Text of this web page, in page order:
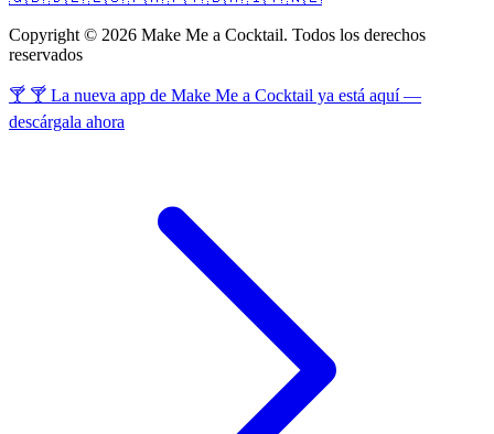
Copyright © 2026 Make Me a Cocktail. Todos los derechos
reservados
🍸 🍸 La nueva app de Make Me a Cocktail ya está aquí —
descárgala ahora